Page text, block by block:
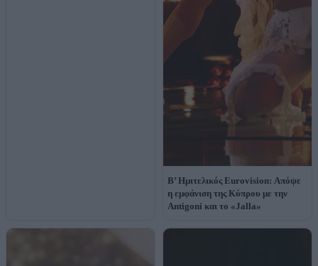
Β’ Ημιτελικός Eurovision: Απόψε
η εμφάνιση της Κύπρου με την
Antigoni και το «Jalla»